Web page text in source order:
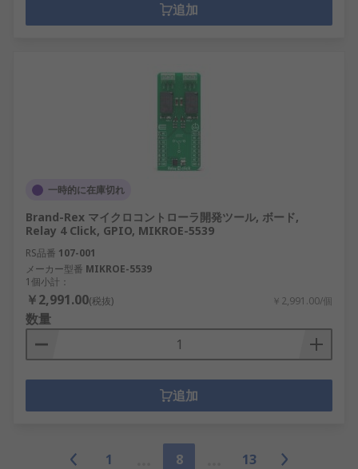
追加
一時的に在庫切れ
Brand-Rex マイクロコントローラ開発ツール, ボード,
Relay 4 Click, GPIO, MIKROE-5539
RS品番 107-001
メーカー型番 MIKROE-5539
1個小計：
￥2,991.00(税抜) ￥2,991.00/個
数量
追加
1 8
13